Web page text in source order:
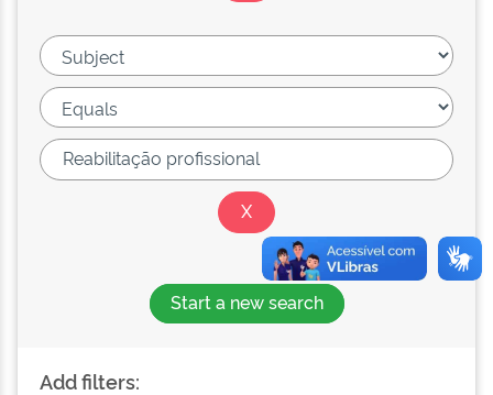
Start a new search
Add filters: